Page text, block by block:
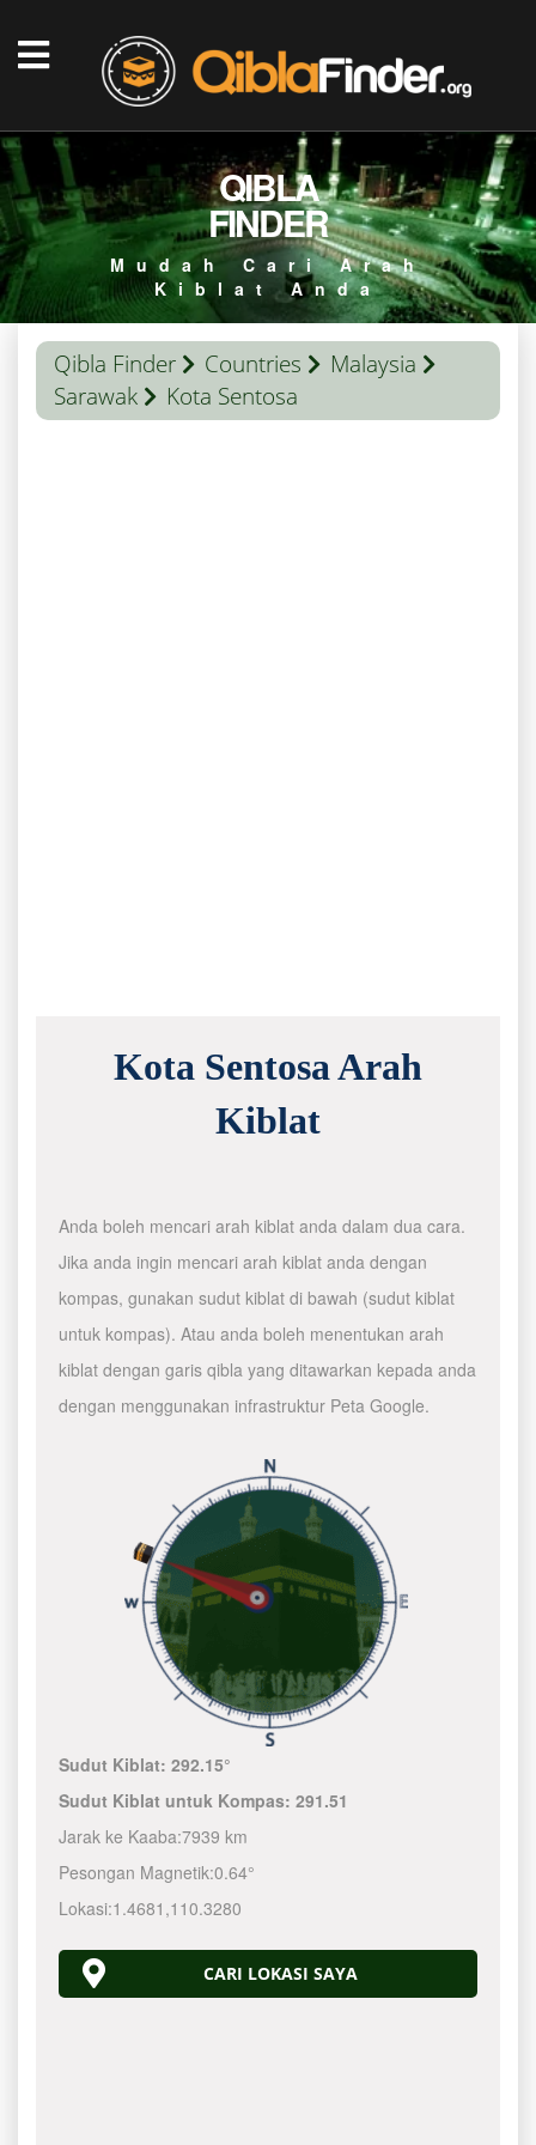
QIBLA
FINDER
Mudah Cari Arah
Kiblat Anda
Qibla Finder Countries
Malaysia
Sarawak
Kota Sentosa
Kota Sentosa Arah
Kiblat
Anda boleh mencari arah kiblat anda dalam dua cara.
Jika anda ingin mencari arah kiblat anda dengan
kompas, gunakan sudut kiblat di bawah (sudut kiblat
untuk kompas). Atau anda boleh menentukan arah
kiblat dengan garis qibla yang ditawarkan kepada anda
dengan menggunakan infrastruktur Peta Google.
Sudut Kiblat:292.15°
Sudut Kiblat untuk Kompas:291.51
Jarak ke Kaaba:7939 km
Pesongan Magnetik:0.64°
Lokasi:1.4681 ,110.3280
CARI LOKASI SAYA